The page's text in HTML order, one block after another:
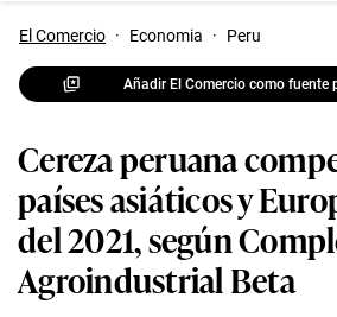
El Comercio · Economia · Peru
Añadir El Comercio como fuente
Cereza peruana
países asiáticos y
del 2021, según
Agroindustrial Beta